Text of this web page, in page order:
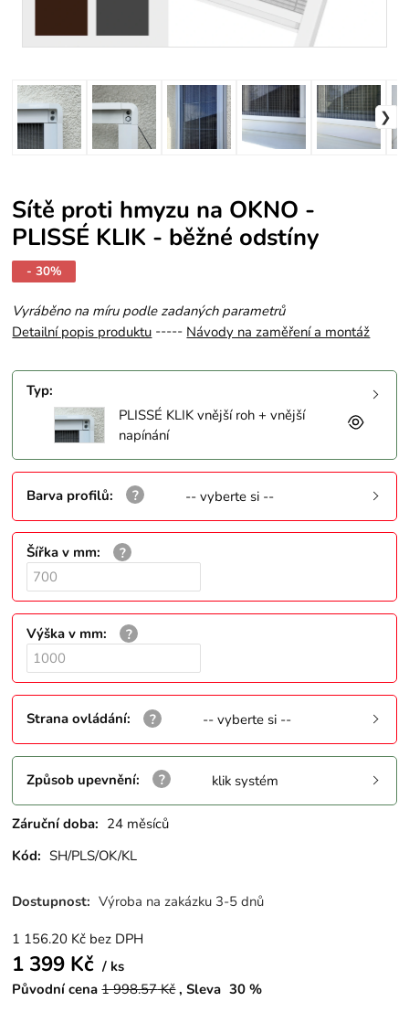
Sítě proti hmyzu na OKNO -
PLISSÉ KLIK - běžné odstíny
- 30%
Vyráběno na míru podle zadaných parametrů
Detailní popis produktu ----- Návody na zaměření a montáž
Typ:
PLISSÉ KLIK vnější roh + vnější
napínání
Barva profilů: -- vyberte si --
Šířka v mm:
Výška v mm:
Strana ovládání: -- vyberte si --
Způsob upevnění: klik systém
Záruční doba: 24 měsíců
Kód: SH/PLS/OK/KL
Dostupnost: Výroba na zakázku 3-5 dnů
1 156.20 Kč bez DPH
1 399 Kč
ks
Původní cena 1 998.57Kč Sleva 30 %